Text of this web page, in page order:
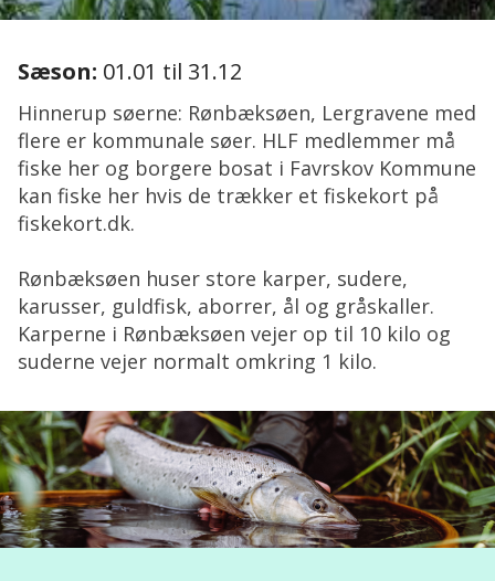
Sæson: 01.01 til 31.12
Hinnerup søerne: Rønbæksøen, Lergravene med
flere er kommunale søer. HLF medlemmer må
fiske her og borgere bosat i Favrskov Kommune
kan fiske her hvis de trækker et fiskekort på
fiskekort.dk.
Rønbæksøen huser store karper, sudere,
karusser, guldfisk, aborrer, ål og gråskaller.
Karperne i Rønbæksøen vejer op til 10 kilo og
suderne vejer normalt omkring 1 kilo.